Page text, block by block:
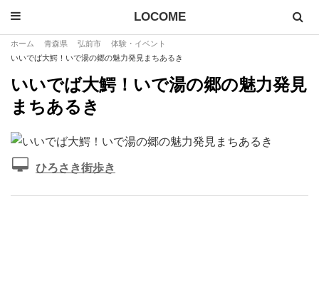
LOCOME
ホーム 青森県 弘前市
体験・イベント
いいでば大鰐！いで湯の郷の魅力発見まちあるき
いいでば大鰐！いで湯の郷の魅力発見
まちあるき
ひろさき街歩き